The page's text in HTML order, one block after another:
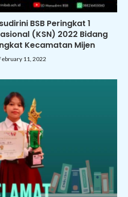
BSB Peringkat 1
(KSN) 2022 Bidang
Kecamatan Mijen
11, 2022